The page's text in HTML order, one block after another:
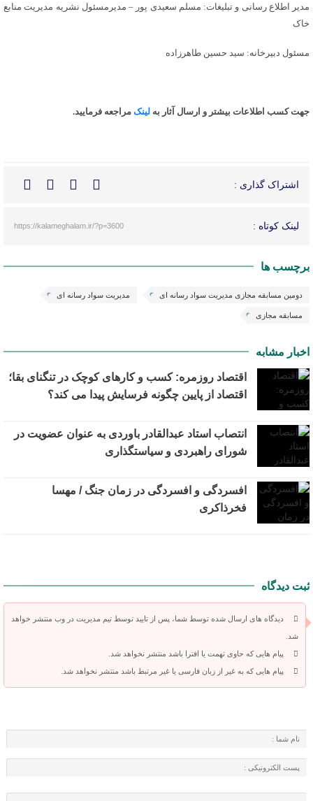
مدیر اطلاع رسانی و تبلیغات: مسلم سعیدی پور – مدیرمسئول نشریه مدیریت منابع
خاک
مسئول دبیرخانه: سید حسین طاهرزاده
جهت کسب اطلاعات بیشتر و ارسال آثار به لینک مراجعه فرمایید.
اشتراک گذاری :
لینک کوتاه : https://kalameghalam.ir/?p=3600
برچسب ها
دومین مسابقه مجازی مدیریت سواد رسانه ای مدیریت سواد رسانه ای
مسابقه مجازی
اخبار مشابه
اقتصاد روزمره: کسب‌ و کارهای کوچک در تنگنای بقا؛
اقتصاد از پایین چگونه فرسایش پیدا می کند؟
انتصاب استاد عبدالقادر باوردی به عنوان عضویت در
شورای راهبردی و سیاستگذاری
افسردگی و افسردگی در زمان جنگ / مهسا
فخرذاکری
ثبت دیدگاه
دیدگاه های ارسال شده توسط شما، پس از تایید توسط تیم مدیریت در وب منتشر خواهد
شد.
پیام هایی که حاوی تهمت یا افترا باشد منتشر نخواهد شد.
پیام هایی که به غیر از زبان فارسی یا غیر مرتبط باشد منتشر نخواهد شد.